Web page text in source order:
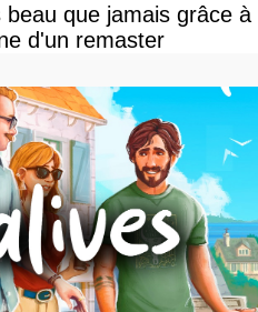
que jamais grâce à
d'un remaster